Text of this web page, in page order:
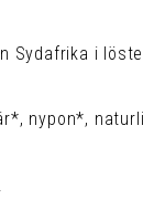
Sydafrika i löste.
nypon*,